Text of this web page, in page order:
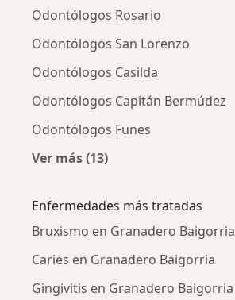
Odontólogos Rosario
Odontólogos San Lorenzo
Odontólogos Casilda
Odontólogos Capitán Bermúdez
Odontólogos Funes
Ver más (13)
Enfermedades más tratadas
Bruxismo en Granadero Baigorria
Caries en Granadero Baigorria
Gingivitis en Granadero Baigorria